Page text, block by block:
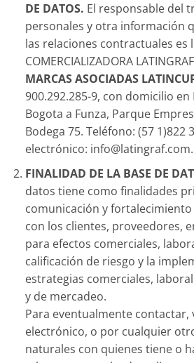
DE DATOS. El responsable del
personales y otra información
las relaciones contractuales es
COMERCIALIZADORA
MARCAS ASOCIADAS
900.292.285-9, con domicilio en
Bogota a Funza, Parque
Bodega 75. Teléfono: (57 1)822
electrónico:
FINALIDAD DE LA BASE DE
datos tiene como finalidades
comunicación y fortalecimiento
con los clientes, proveedores,
para efectos comerciales,
calificación de riesgo y la
estrategias comerciales,
y de mercadeo.
Para eventualmente contactar,
electrónico, o por cualquier
naturales con quienes tiene o